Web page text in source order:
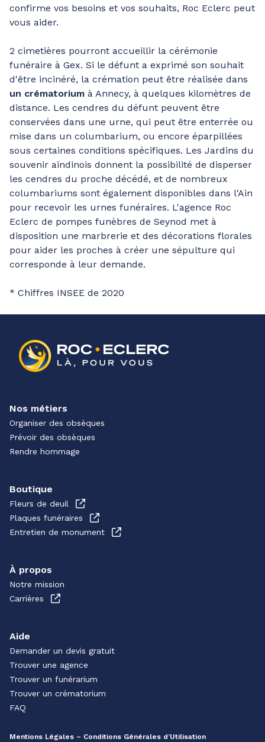
confirme vos besoins et vos souhaits, Roc Eclerc peut
vous aider.
2 cimetières pourront accueillir la cérémonie
funéraire à Gex. Si le défunt a exprimé son souhait
d'être incinéré, la crémation peut être réalisée dans
un crématorium à Annecy, à quelques kilomètres de
distance. Les cendres du défunt peuvent être
conservées dans une urne, qui peut être enterrée ou
mise dans un columbarium, ou encore éparpillées
sous certaines conditions spécifiques. Les Jardins du
souvenir aindinois donnent la possibilité de disperser
les cendres du proche décédé, et de nombreux
columbariums sont également disponibles dans l'Ain
pour recevoir les urnes funéraires. L'agence Roc
Eclerc de pompes funèbres de Seynod met à
disposition une marbrerie et des décorations florales
pour aider les proches à créer une sépulture qui
corresponde à leur demande.
* Chiffres INSEE de 2020
Nos métiers
Organiser des obsèques
Prévoir des obsèques
Rendre hommage
Boutique
Fleurs de deuil
Plaques funéraires
Entretien de monument
À propos
Notre mission
Carrières
Aide
Demander un devis gratuit
Trouver une agence
Trouver un funérarium
Trouver un crématorium
FAQ
Mentions Légales – Conditions Générales d’Utilisation